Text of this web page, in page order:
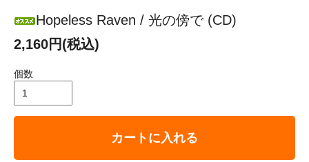
Hopeless Raven / 光の傍で (CD)
2,160円(税込)
個数
カートに入れる